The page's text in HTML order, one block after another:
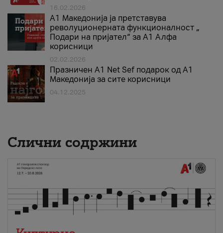
16.02.2026
А1 Македонија ја претставува
револуционерната функционалност „
Подари на пријател“ за А1 Алфа
корисници
02.02.2026
Празничен A1 Net Sеf подарок од А1
Македонија за сите корисници
04.12.2025
Слични содржини